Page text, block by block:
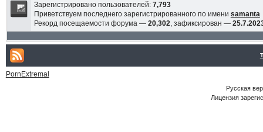
Зарегистрировано пользователей: 7,793
Приветствуем последнего зарегистрированного по имени samanta
Рекорд посещаемости форума — 20,302, зафиксирован —
PornExtremal
Русская
Лицензия